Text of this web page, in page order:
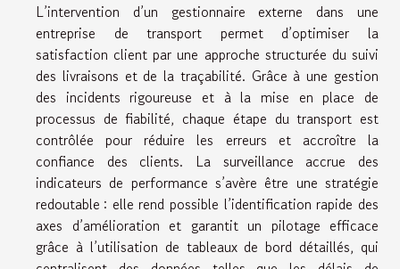
L’intervention d’un gestionnaire externe dans une
entreprise de transport permet d’optimiser la
satisfaction client par une approche structurée du suivi
des livraisons et de la traçabilité. Grâce à une gestion
des incidents rigoureuse et à la mise en place de
processus de fiabilité, chaque étape du transport est
contrôlée pour réduire les erreurs et accroître la
confiance des clients. La surveillance accrue des
indicateurs de performance s’avère être une stratégie
redoutable : elle rend possible l’identification rapide des
axes d’amélioration et garantit un pilotage efficace
grâce à l’utilisation de tableaux de bord détaillés, qui